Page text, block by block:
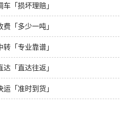
「损坏理赔」
「多少一吨」
「专业靠谱」
「直达往返」
「准时到货」